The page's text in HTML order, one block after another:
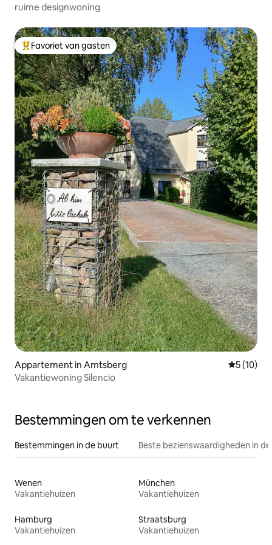
ruime designwoning
Topfavoriet van gasten
Favoriet van gasten
Appartement in Amtsberg
5 (10)
Vakantiewoning Silencio
Bestemmingen om te verkennen
Bestemmingen in de buurt Beste bezienswaardigheden in
Wenen
Vakantiehuizen
München
Vakantiehuizen
Hamburg
Vakantiehuizen
Straatsburg
Vakantiehuizen